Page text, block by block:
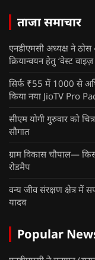
ताजा समाचार
एनडीएमसी अध्यक्ष ने ठोस
क्रियान्वयन हेतु ‘वेस्ट
सिर्फ ₹55 में 1000 से
किया नया JioTV Pro
सीएम योगी गुरुवार को
सौगात
ग्राम विकास चौपाल—
रोडमैप
वन्य जीव संरक्षण क्षेत्र में
यादव
Popular